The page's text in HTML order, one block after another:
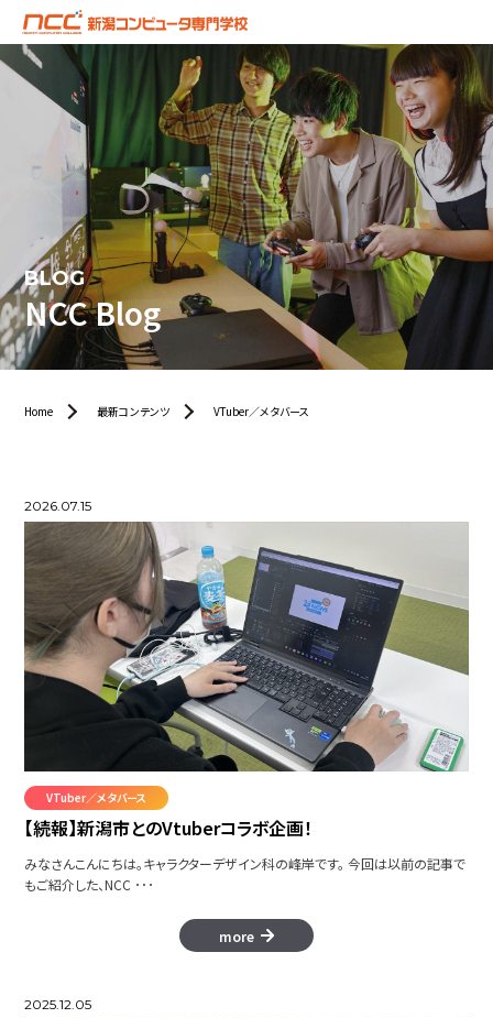
BLOG
NCC Blog
Home 最新コンテンツ VTuber／メタバース
2026.07.15
VTuber／メタバース
【続報】新潟市とのVtuberコラボ企画！
みなさんこんにちは。キャラクターデザイン科の峰岸です。 今回は以前の記事で
もご紹介した、NCC ･･･
more
2025.12.05